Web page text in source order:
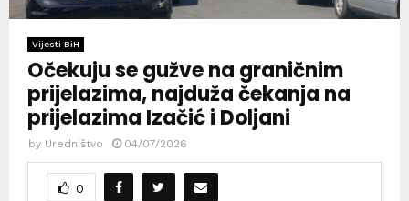
Vijesti BiH
Očekuju se gužve na graničnim
prijelazima, najduža čekanja na
prijelazima Izačić i Doljani
by Uredništvo 04/07/2026
0